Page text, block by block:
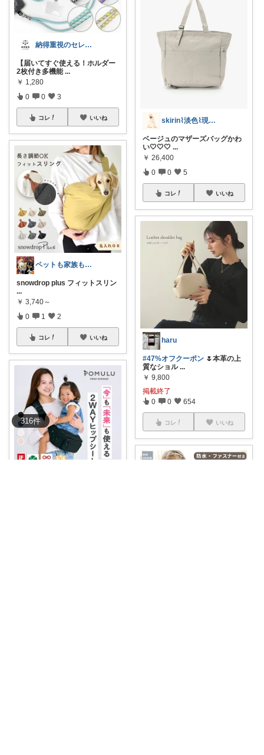
316件
納得重視のセレクトROOM
【届いてすぐ使える！ホルダー
2枚付き多機能 ...
￥ 1,280
0 0 3
コレ いいね
ペットも家族も喜ぶ便利グッズROOM
snowdrop plus フィットスリン
...
￥ 3,740～
0 1 2
コレ いいね
skirin⌇淡色⌇現役保育士ママ
ベージュのマザーズバッグかわ
い🤍🤍🤍 ...
￥ 26,400
0 0 5
コレ いいね
haru
#47%オフクーポン 🌷本革の上
質なショル ...
￥ 9,800
掲載終了
0 0 654
コレ いいね